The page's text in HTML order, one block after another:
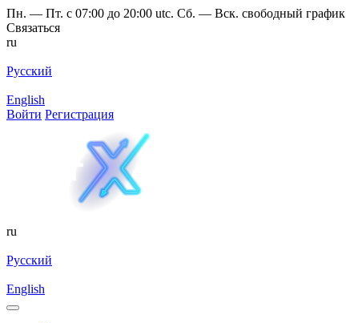
Пн. — Пт. с 07:00 до 20:00 utc. Сб. — Вск. свободный график
Связаться
ru
Русский
English
Войти Регистрация
ru
Русский
English